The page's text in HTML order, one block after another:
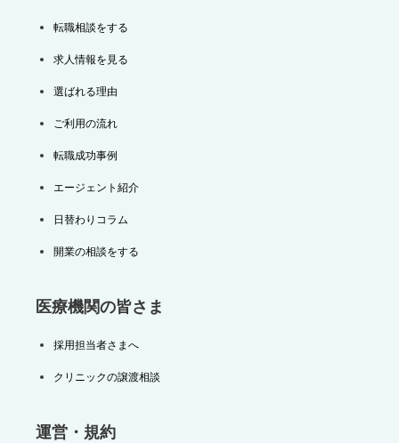
転職相談をする
求人情報を見る
選ばれる理由
ご利用の流れ
転職成功事例
エージェント紹介
日替わりコラム
開業の相談をする
医療機関の皆さま
採用担当者さまへ
クリニックの譲渡相談
運営・規約